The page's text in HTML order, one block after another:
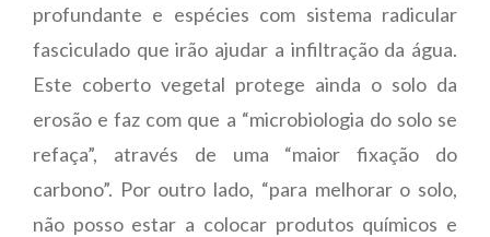
profundante e espécies com sistema radicular
fasciculado que irão ajudar a infiltração da água.
Este coberto vegetal protege ainda o solo da
erosão e faz com que a “microbiologia do solo se
refaça”, através de uma “maior fixação do
carbono”. Por outro lado, “para melhorar o solo,
não posso estar a colocar produtos químicos e